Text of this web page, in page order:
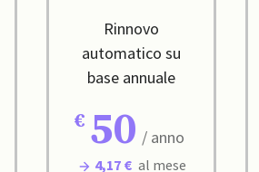
Rinnovo
automatico su
base annuale
50 / anno
4,17 € al mese